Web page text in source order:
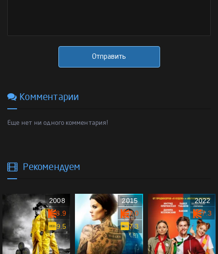
Отправить
Комментарии
Еще нет ни одного комментария!
Рекомендуем
2008
8.9
9.5
2015
7.0
7.3
2022
7.3